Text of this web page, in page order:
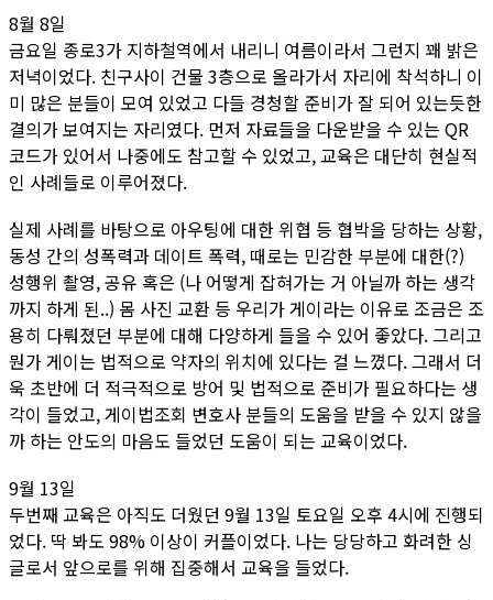
8월 8일
금요일 종로3가 지하철역에서 내리니 여름이라서 그런지 꽤 밝은
저녁이었다. 친구사이 건물 3층으로 올라가서 자리에 착석하니 이
미 많은 분들이 모여 있었고 다들 경청할 준비가 잘 되어 있는듯한
결의가 보여지는 자리였다. 먼저 자료들을 다운받을 수 있는 QR
코드가 있어서 나중에도 참고할 수 있었고, 교육은 대단히 현실적
인 사례들로 이루어졌다.
실제 사례를 바탕으로 아우팅에 대한 위협 등 협박을 당하는 상황,
동성 간의 성폭력과 데이트 폭력, 때로는 민감한 부분에 대한(?)
성행위 촬영, 공유 혹은 (나 어떻게 잡혀가는 거 아닐까 하는 생각
까지 하게 된..) 몸 사진 교환 등 우리가 게이라는 이유로 조금은 조
용히 다뤄졌던 부분에 대해 다양하게 들을 수 있어 좋았다. 그리고
뭔가 게이는 법적으로 약자의 위치에 있다는 걸 느꼈다. 그래서 더
욱 초반에 더 적극적으로 방어 및 법적으로 준비가 필요하다는 생
각이 들었고, 게이법조회 변호사 분들의 도움을 받을 수 있지 않을
까 하는 안도의 마음도 들었던 도움이 되는 교육이었다.
9월 13일
두번째 교육은 아직도 더웠던 9월 13일 토요일 오후 4시에 진행되
었다. 딱 봐도 98% 이상이 커플이었다. 나는 당당하고 화려한 싱
글로서 앞으로를 위해 집중해서 교육을 들었다.